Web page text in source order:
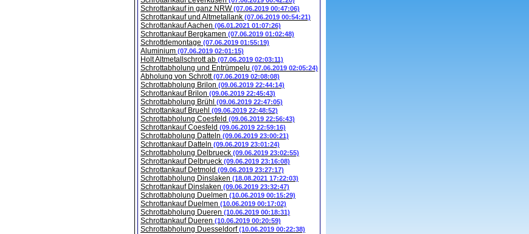
Schrottankauf in ganz NRW(07.06.2019 00:47:06)
Schrottankauf und Altmetallank (07.06.2019 00:54:21)
Schrottankauf Aachen (06.01.2021 01:07:26)
Schrottankauf Bergkamen (07.06.2019 01:02:48)
Schrottdemontage (07.06.2019 01:55:19)
Aluminium (07.06.2019 02:01:15)
Holt Altmetallschrott ab (07.06.2019 02:03:11)
Schrottabholung und Entrümpelu (07.06.2019 02:05:24)
Abholung von Schrott(07.06.2019 02:08:08)
Schrottabholung Brilon (09.06.2019 22:44:14)
Schrottankauf Brilon (09.06.2019 22:45:43)
Schrottabholung Brühl (09.06.2019 22:47:05)
Schrottankauf Bruehl (09.06.2019 22:48:52)
Schrottabholung Coesfeld (09.06.2019 22:56:43)
Schrottankauf Coesfeld (09.06.2019 22:59:16)
Schrottabholung Datteln (09.06.2019 23:00:21)
Schrottankauf Datteln (09.06.2019 23:01:24)
Schrottabholung Delbrueck (09.06.2019 23:02:55)
Schrottankauf Delbrueck (09.06.2019 23:16:08)
Schrottankauf Detmold (09.06.2019 23:27:17)
Schrottabholung Dinslaken (18.08.2021 17:22:03)
Schrottankauf Dinslaken (09.06.2019 23:32:47)
Schrottabholung Duelmen (10.06.2019 00:15:29)
Schrottankauf Duelmen (10.06.2019 00:17:02)
Schrottabholung Dueren (10.06.2019 00:18:31)
Schrottankauf Dueren (10.06.2019 00:20:59)
Schrottabholung Duesseldorf(10.06.2019 00:22:38)